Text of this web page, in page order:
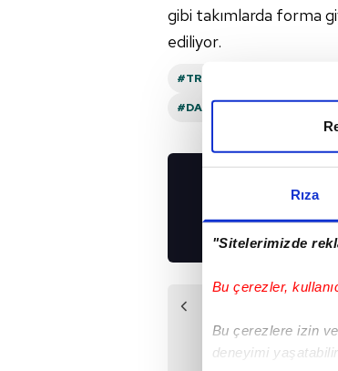
Rıza
"Sitelerimizde
Bu çerezler,
Bu çerezlere izin
deneyimi
gibi takımlarda forma
ediliyor.
#TRABZONSPOR
#DANIMARKA
İNDİRİN!
Fırtına'dan stoper
sürprizi!